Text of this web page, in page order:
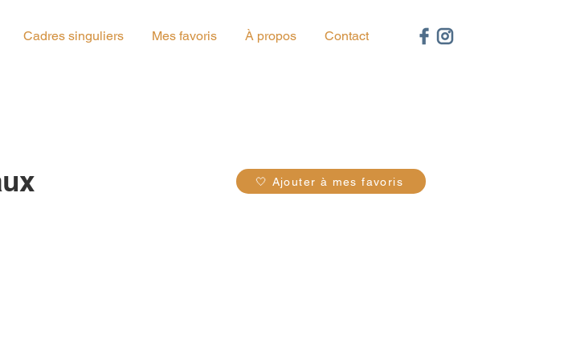
Cadres singuliers Mes favoris À propos Contact
🤍 Ajouter à mes favoris